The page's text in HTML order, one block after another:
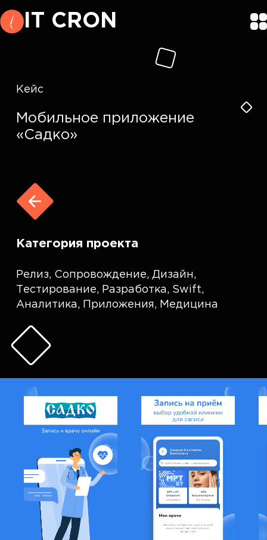
IT CRON
Кейс
Мобильное приложение
«Садко»
Категория проекта
Релиз, Сопровождение, Дизайн,
Тестирование, Разработка, Swift,
Аналитика, Приложения, Медицина